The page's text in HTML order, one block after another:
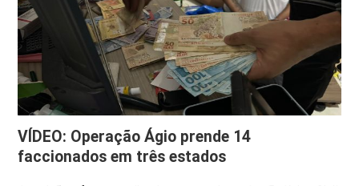
VÍDEO: Operação Ágio prende 14
faccionados em três estados